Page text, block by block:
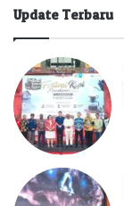
Update Terbaru